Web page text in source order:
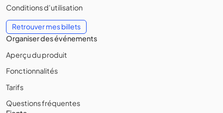
Conditions d'utilisation
Retrouver mes billets
Organiser des événements
Aperçu du produit
Fonctionnalités
Tarifs
Questions fréquentes